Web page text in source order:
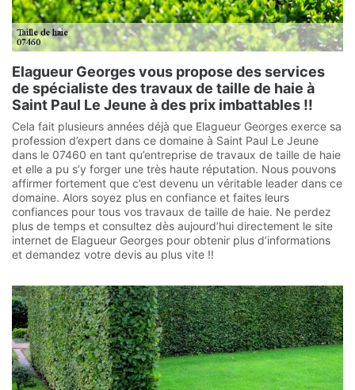
Elagueur Georges vous propose des services
de spécialiste des travaux de taille de haie à
Saint Paul Le Jeune à des prix imbattables !!
Cela fait plusieurs années déjà que Elagueur Georges exerce sa
profession d’expert dans ce domaine à Saint Paul Le Jeune
dans le 07460 en tant qu’entreprise de travaux de taille de haie
et elle a pu s’y forger une très haute réputation. Nous pouvons
affirmer fortement que c’est devenu un véritable leader dans ce
domaine. Alors soyez plus en confiance et faites leurs
confiances pour tous vos travaux de taille de haie. Ne perdez
plus de temps et consultez dès aujourd’hui directement le site
internet de Elagueur Georges pour obtenir plus d’informations
et demandez votre devis au plus vite !!